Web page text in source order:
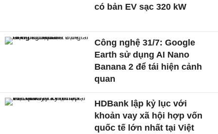
có bản EV sạc 320 kW
Công nghệ 31/7: Google
Earth sử dụng AI Nano
Banana 2 để tái hiện cảnh
quan
HDBank lập kỷ lục với
khoản vay xã hội hợp vốn
quốc tế lớn nhất tại Việt